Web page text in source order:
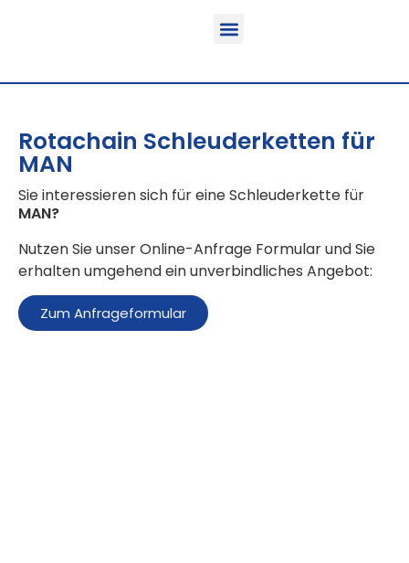
Rotachain Schleuderketten für
MAN
Sie interessieren sich für eine Schleuderkette für
MAN?
Nutzen Sie unser Online-Anfrage Formular und Sie
erhalten umgehend ein unverbindliches Angebot:
Zum Anfrageformular